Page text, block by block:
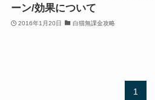
ーン/効果について
2016年1月20日 白猫無課金攻略
1